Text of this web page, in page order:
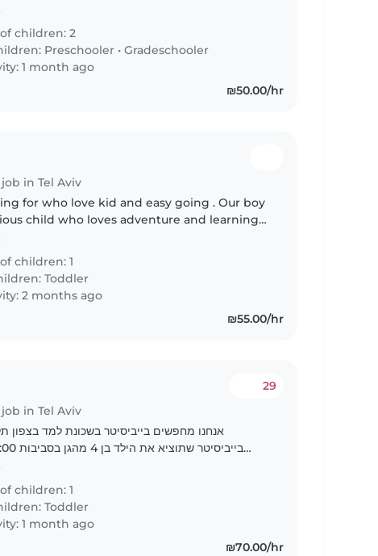
children: 2
Preschooler •Gradeschooler
1 month ago
₪50.00/hr
in Tel Aviv
for who love kid and easy going . Our boy
child who loves adventure and learning
children: 1
Toddler
2 months ago
₪55.00/hr
in Tel Aviv
29
אנחנו מחפשים בייביסיטר בשכונת
children: 1
Toddler
1 month ago
₪70.00/hr